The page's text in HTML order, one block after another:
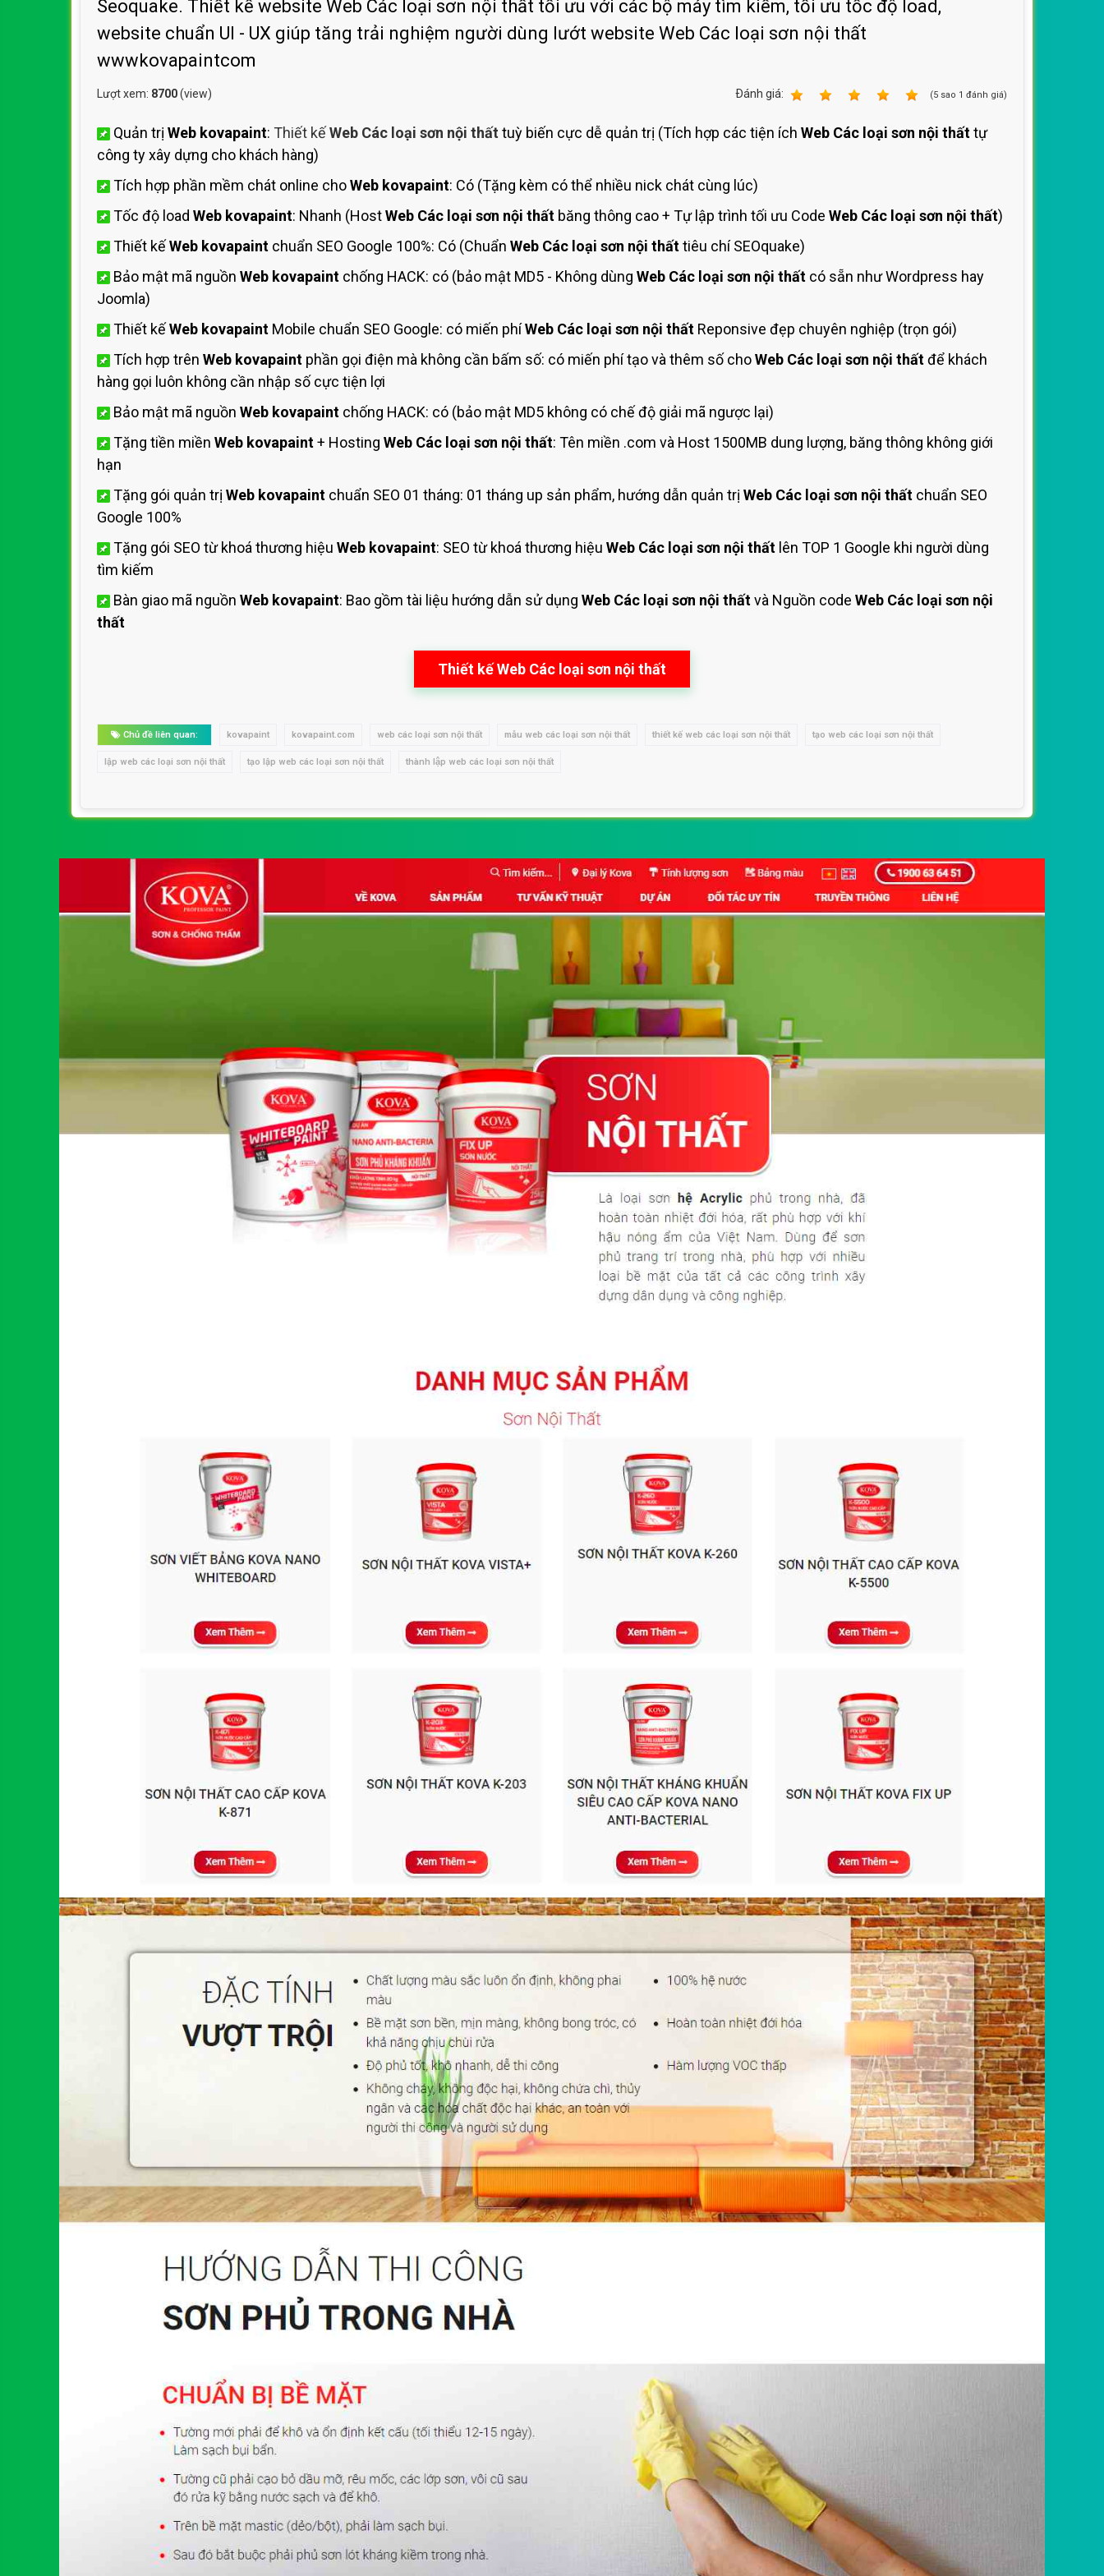
Bảng giá quảng cáo Facebook
Seoquake. Thiết kế website Web Các loại sơn nội thất tối ưu với các bộ máy tìm kiếm, tối ưu tốc độ load,
website chuẩn UI - UX giúp tăng trải nghiệm người dùng lướt website Web Các loại sơn nội thất
wwwkovapaintcom
Lượt xem: 8700(view) Ðánh giá: (5 sao 1 đánh giá)
Quản trị Web kovapaint: Thiết kếWeb Các loại sơn nội thất tuỳ biến cực dễ quản trị (Tích hợp các tiện ích Web Các loại sơn nội thấttự
công ty xây dựng cho khách hàng)
Tích hợp phần mềm chát online choWeb kovapaint: Có (Tặng kèm có thể nhiều nick chát cùng lúc)
Tốc độ load Web kovapaint: Nhanh (HostWeb Các loại sơn nội thất băng thông cao + Tự lập trình tối ưu Code Web Các loại sơn nội thất)
Thiết kếWeb kovapaint chuẩn SEO Google 100%: Có (Chuẩn Web Các loại sơn nội thấttiêu chí SEOquake)
Bảo mật mã nguồn Web kovapaint chống HACK: có (bảo mật MD5 - Không dùng Web Các loại sơn nội thất có sẵn như Wordpress hay
Joomla)
Thiết kếWeb kovapaint Mobile chuẩn SEO Google: có miến phíWeb Các loại sơn nội thất Reponsive đẹp chuyên nghiệp (trọn gói)
Tích hợp trên Web kovapaint phần gọi điện mà không cần bấm số: có miến phí tạo và thêm số choWeb Các loại sơn nội thấtđể khách
hàng gọi luôn không cần nhập số cực tiện lợi
Bảo mật mã nguồn Web kovapaint chống HACK: có (bảo mật MD5 không có chế độ giải mã ngược lại)
Tặng tiền miền Web kovapaint+ Hosting Web Các loại sơn nội thất: Tên miền .com và Host 1500MB dung lượng, băng thông không giới
hạn
Tặng gói quản trị Web kovapaint chuẩn SEO 01 tháng: 01 tháng up sản phẩm, hướng dẫn quản trị Web Các loại sơn nội thất chuẩn SEO
Google 100%
Tặng gói SEO từ khoá thương hiệu Web kovapaint: SEO từ khoá thương hiệu Web Các loại sơn nội thất lên TOP 1 Google khi người dùng
tìm kiếm
Bàn giao mã nguồn Web kovapaint: Bao gồm tài liệu hướng dẫn sử dụng Web Các loại sơn nội thấtvà Nguồn code Web Các loại sơn nội
thất
Thiết kế Web Các loại sơn nội thất
Chủ đề liên quan: kovapaint kovapaint.com web các loại sơn nội thất mẫu web các loại sơn nội thất thiết kế web các loại sơn nội thất tạo web các loại sơn nội thất
lập web các loại sơn nội thất tạo lập web các loại sơn nội thất thành lập web các loại sơn nội thất